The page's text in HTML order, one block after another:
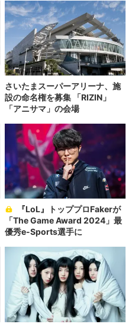
さいたまスーパーアリーナ、施
設の命名権を募集 「RIZIN」
「アニサマ」の会場
「The Game Award 2024」最
優秀e-Sports選手に